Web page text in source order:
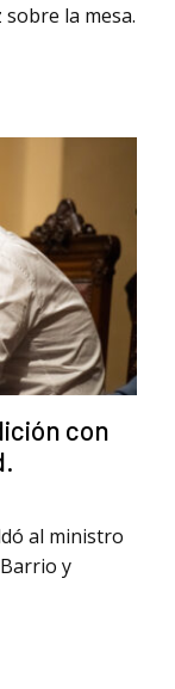
la mesa.
con
al ministro
y